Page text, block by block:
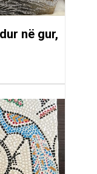
në gur,